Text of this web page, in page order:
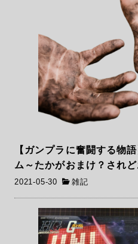
【ガンプラに奮闘する物
ム～たかがおまけ？され
2021-05-30 雑記